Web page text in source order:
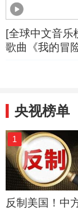
[全球中文音乐
歌曲《我的冒
央视榜单
1
反制美国！中